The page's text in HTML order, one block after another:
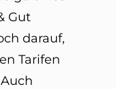
Gut
darauf,
Tarifen